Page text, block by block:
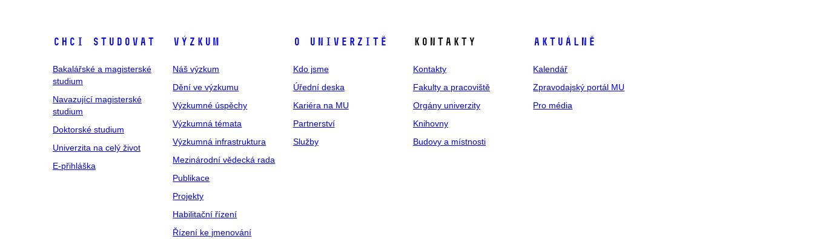
Chci studovat
Bakalářské a magisterské
studium
Navazující magisterské
studium
Doktorské studium
Univerzita na celý život
E-přihláška
Výzkum
Náš výzkum
Dění ve výzkumu
Výzkumné úspěchy
Výzkumná témata
Výzkumná infrastruktura
Mezinárodní vědecká rada
Publikace
Projekty
Habilitační řízení
Řízení ke jmenování
O univerzitě
Kdo jsme
Úřední deska
Kariéra na MU
Partnerství
Služby
Kontakty
Kontakty
Fakulty a pracoviště
Orgány univerzity
Knihovny
Budovy a místnosti
Aktuálně
Kalendář
Zpravodajský portál MU
Pro média